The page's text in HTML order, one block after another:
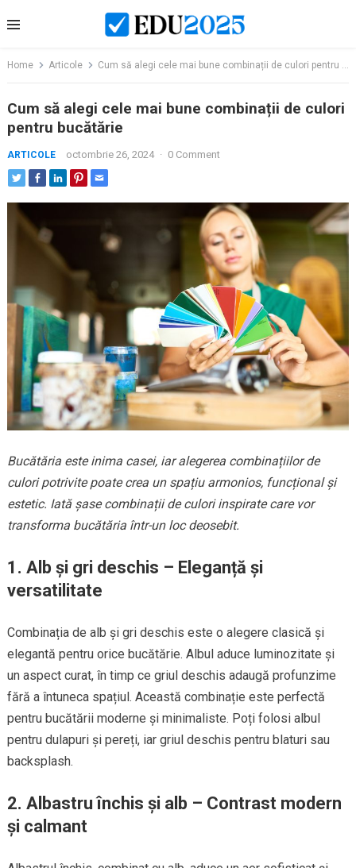
to
Home Articole Cum să alegi cele mai bune combinații de culori pentru bucătărie
Cum să alegi cele mai bune combinații de culori
pentru bucătărie
ARTICOLE octombrie 26, 2024 · 0 Comment
Bucătăria este inima casei, iar alegerea combinațiilor de
culori potrivite poate crea un spațiu armonios, funcțional și
estetic. Iată șase combinații de culori inspirate care vor
transforma bucătăria într-un loc deosebit.
1. Alb și gri deschis – Eleganță și
versatilitate
Combinația de alb și gri deschis este o alegere clasică și
elegantă pentru orice bucătărie. Albul aduce luminozitate și
un aspect curat, în timp ce griul deschis adaugă profunzime
fără a întuneca spațiul. Această combinație este perfectă
pentru bucătării moderne și minimaliste. Poți folosi albul
pentru dulapuri și pereți, iar griul deschis pentru blaturi sau
backsplash.
2. Albastru închis și alb – Contrast modern
și calmant